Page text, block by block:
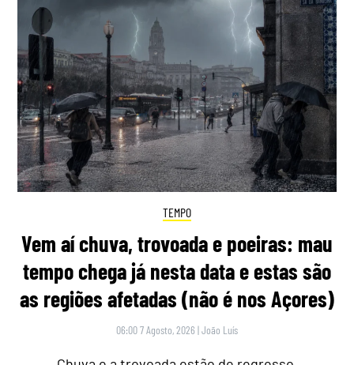
TEMPO
Vem aí chuva, trovoada e poeiras: mau
tempo chega já nesta data e estas são
as regiões afetadas (não é nos Açores)
06:00 7 Agosto, 2026 |João Luís